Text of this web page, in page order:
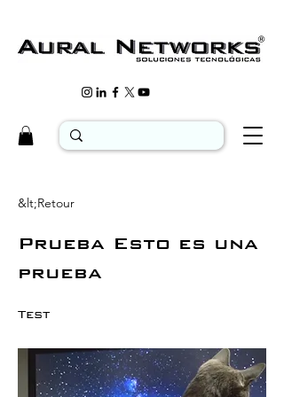
&lt;Retour
Prueba Esto es una
prueba
Test